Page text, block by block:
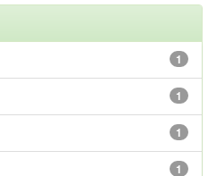
1
1
1
1